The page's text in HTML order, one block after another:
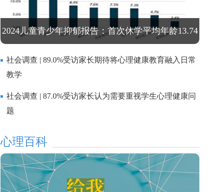
2024儿童青少年抑郁报告：首次休学平均年龄13.74
岁
社会调查 | 89.0%受访家长期待将心理健康教育融入日常
教学
社会调查 | 87.0%受访家长认为需要重视学生心理健康问
题
心理百科